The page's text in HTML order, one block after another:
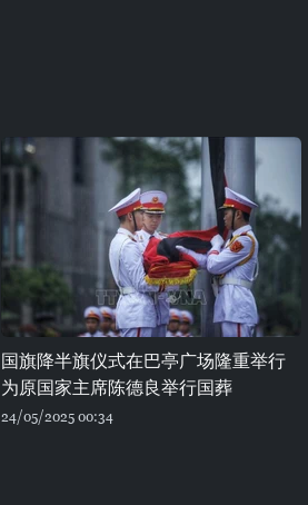
国旗降半旗仪式在巴亭广场隆重举行
为原国家主席陈德良举行国葬
24/05/2025 00:34